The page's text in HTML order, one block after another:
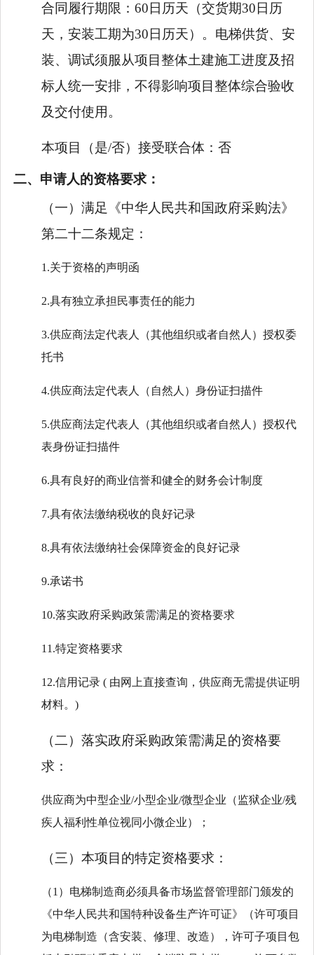
合同履行期限： 60日历天（交货期30日历
天，安装工期为30日历天）。电梯供货、安
装、调试须服从项目整体土建施工进度及招
标人统一安排，不得影响项目整体综合验收
及交付使用。
本项目（是/否）接受联合体： 否
二、申请人的资格要求：
（一）满足《中华人民共和国政府采购法》
第二十二条规定：
1.关于资格的声明函
2.具有独立承担民事责任的能力
3.供应商法定代表人（其他组织或者自然人）授权委
托书
4.供应商法定代表人（自然人）身份证扫描件
5.供应商法定代表人（其他组织或者自然人）授权代
表身份证扫描件
6.具有良好的商业信誉和健全的财务会计制度
7.具有依法缴纳税收的良好记录
8.具有依法缴纳社会保障资金的良好记录
9.承诺书
10.落实政府采购政策需满足的资格要求
11.特定资格要求
12.信用记录 ( 由网上直接查询，供应商无需提供证明
材料。)
（二）落实政府采购政策需满足的资格要
求：
供应商为中型企业/小型企业/微型企业（监狱企业/残
疾人福利性单位视同小微企业）；
（三）本项目的特定资格要求：
（1）电梯制造商必须具备市场监督管理部门颁发的
《中华人民共和国特种设备生产许可证》（许可项目
为电梯制造（含安装、修理、改造），许可子项目包